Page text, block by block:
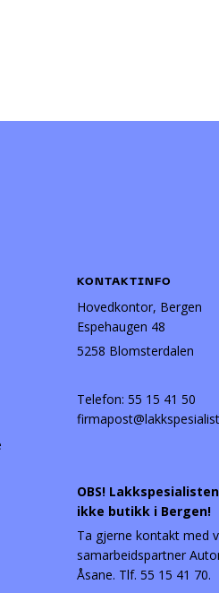
KONTAKTINFO
Hovedkontor, Bergen
Espehaugen 48
5258 Blomsterdalen
Telefon: 55 15 41 50
OBS!
ikke butikk i Bergen!
Ta gjerne kontakt med
samarbeidspartner
Åsane. Tlf. 55 15 41 70.